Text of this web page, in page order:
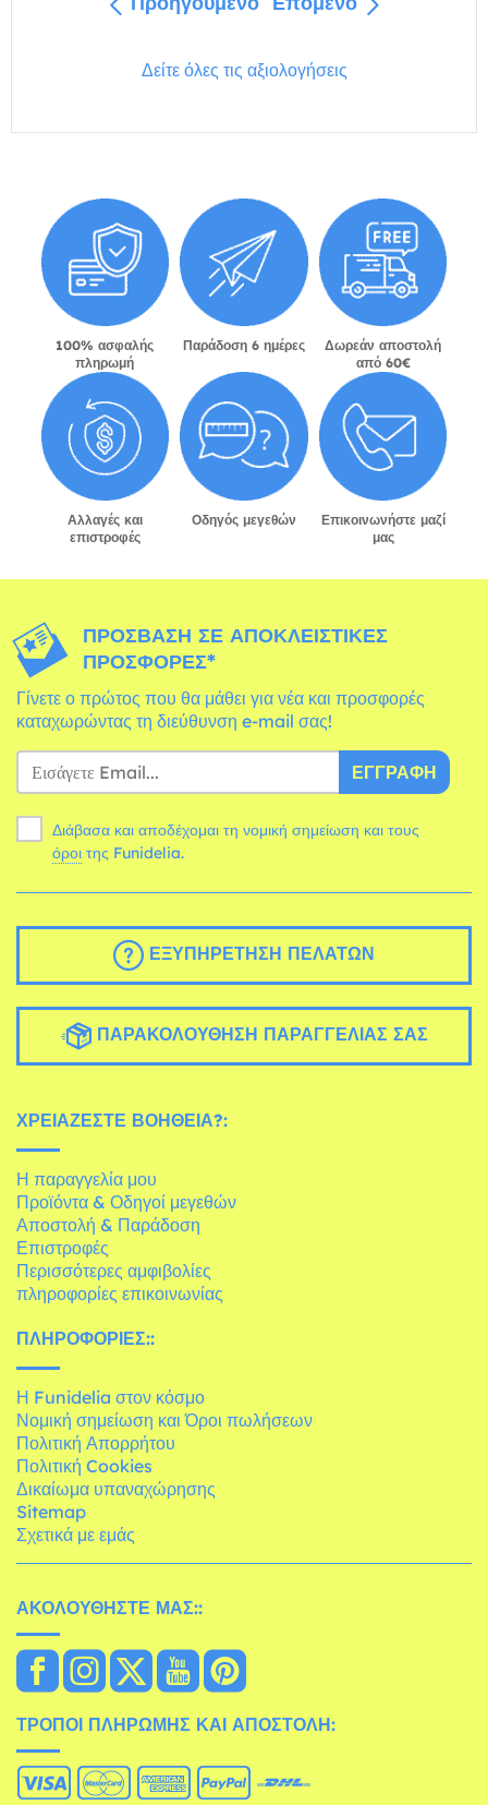
Δείτε όλες τις αξιολογήσεις
100% ασφαλής
πληρωμή
Παράδοση 6 ημέρες
Δωρεάν αποστολή
από 60€
Αλλαγές και
επιστροφές
Οδηγός μεγεθών
Επικοινωνήστε μαζί
μας
ΠΡΌΣΒΑΣΗ ΣΕ ΑΠΟΚΛΕΙΣΤΙΚΈΣ
ΠΡΟΣΦΟΡΈΣ*
Γίνετε ο πρώτος που θα μάθει για νέα και προσφορές
καταχωρώντας τη διεύθυνση e-mail σας!
ΕΓΓΡΑΦΉ
Διάβασα και αποδέχομαι τη νομική σημείωση και τους
όροι της Funidelia.
ΕΞΥΠΗΡΈΤΗΣΗ ΠΕΛΑΤΏΝ
ΠΑΡΑΚΟΛΟΎΘΗΣΗ ΠΑΡΑΓΓΕΛΊΑΣ ΣΑΣ
ΧΡΕΙΆΖΕΣΤΕ ΒΟΉΘΕΙΑ?:
Η παραγγελία μου
Προϊόντα & Οδηγοί μεγεθών
Αποστολή & Παράδοση
Επιστροφές
Περισσότερες αμφιβολίες
πληροφορίες επικοινωνίας
ΠΛΗΡΟΦΟΡΊΕΣ::
Η Funidelia στον κόσμο
Νομική σημείωση και Όροι πωλήσεων
Πολιτική Απορρήτου
Πολιτική Cookies
Δικαίωμα υπαναχώρησης
Sitemap
Σχετικά με εμάς
ΑΚΟΛΟΥΘΉΣΤΕ ΜΑΣ::
ΤΡΌΠΟΙ ΠΛΗΡΩΜΉΣ ΚΑΙ ΑΠΟΣΤΟΛΉ: